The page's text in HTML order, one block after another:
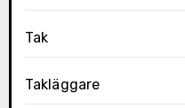
Tak
Takläggare